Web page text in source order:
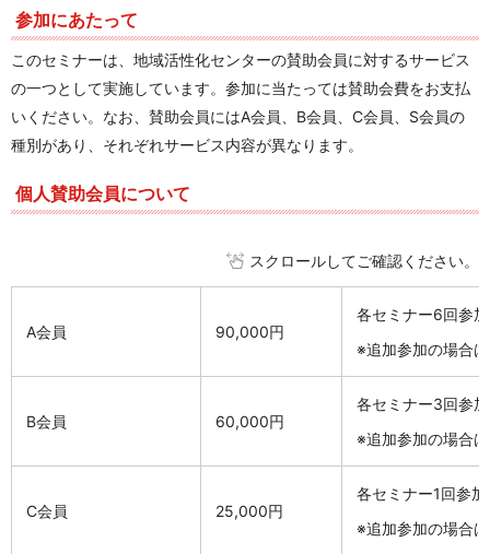
参加にあたって
このセミナーは、地域活性化センターの賛助会員に対するサービス
の一つとして実施しています。参加に当たっては賛助会費をお支払
いください。なお、賛助会員にはA会員、B会員、C会員、S会員の
種別があり、それぞれサービス内容が異なります。
個人賛助会員について
スクロールしてご確認ください。
A会員 90,000円
各セミナー6回参
※追加参加の場合
B会員 60,000円
各セミナー3回参
※追加参加の場合
C会員 25,000円
各セミナー1回参
※追加参加の場合